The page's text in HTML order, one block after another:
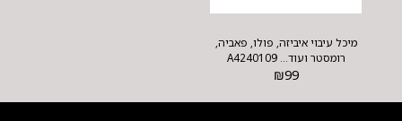
מיכל עיבוי איביזה, פולו, פאביה,
רומסטר ועוד... A4240109
₪99